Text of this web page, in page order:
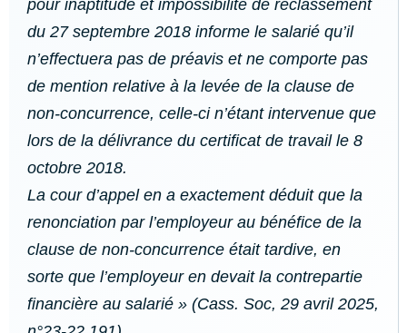
pour inaptitude et impossibilité de reclassement
du 27 septembre 2018 informe le salarié qu’il
n’effectuera pas de préavis et ne comporte pas
de mention relative à la levée de la clause de
non-concurrence, celle-ci n’étant intervenue que
lors de la délivrance du certificat de travail le 8
octobre 2018.
La cour d’appel en a exactement déduit que la
renonciation par l’employeur au bénéfice de la
clause de non-concurrence était tardive, en
sorte que l’employeur en devait la contrepartie
financière au salarié » (Cass. Soc, 29 avril 2025,